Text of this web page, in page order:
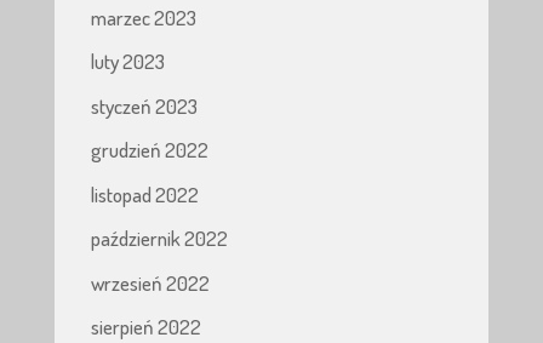
marzec 2023
luty 2023
styczeń 2023
grudzień 2022
listopad 2022
październik 2022
wrzesień 2022
sierpień 2022